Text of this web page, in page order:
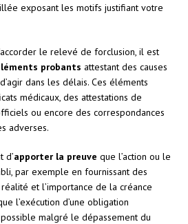
exposant les motifs justifiant votre
le relevé de forclusion, il est
probants attestant des causes
dans les délais. Ces éléments
médicaux, des attestations de
ou encore des correspondances
adverses.
d’apporter la preuve que l’action ou le
par exemple en fournissant des
et l’importance de la créance
l’exécution d’une obligation
malgré le dépassement du